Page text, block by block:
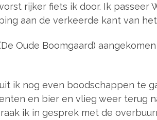
rijker fiets ik door. Ik
aan de verkeerde kant van
Oude Boomgaard)
ik nog even boodschappen te
en bier en vlieg weer terug
ik in gesprek met de